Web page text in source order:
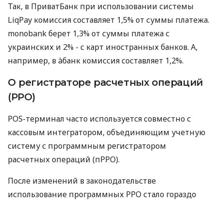
Так, в ПриватБанк при использовании системы
LiqPay комиссия составляет 1,5% от суммы платежа.
monobank берет 1,3% от суммы платежа с
украинских и 2% - с карт иностранных банков. А,
например, в àбанк комиссия составляет 1,2%.
О регистраторе расчетных операций
(РРО)
POS-терминал часто используется совместно с
кассовым интегратором, объединяющим учетную
систему с программным регистратором
расчетных операций (пРРО).
После изменений в законодательстве
использование программных РРО стало гораздо